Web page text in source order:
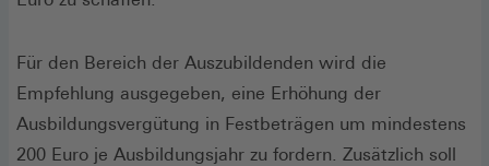
Für den Bereich der Auszubildenden wird die
Empfehlung ausgegeben, eine Erhöhung der
Ausbildungsvergütung in Festbeträgen um mindestens
200 Euro je Ausbildungsjahr zu fordern. Zusätzlich soll